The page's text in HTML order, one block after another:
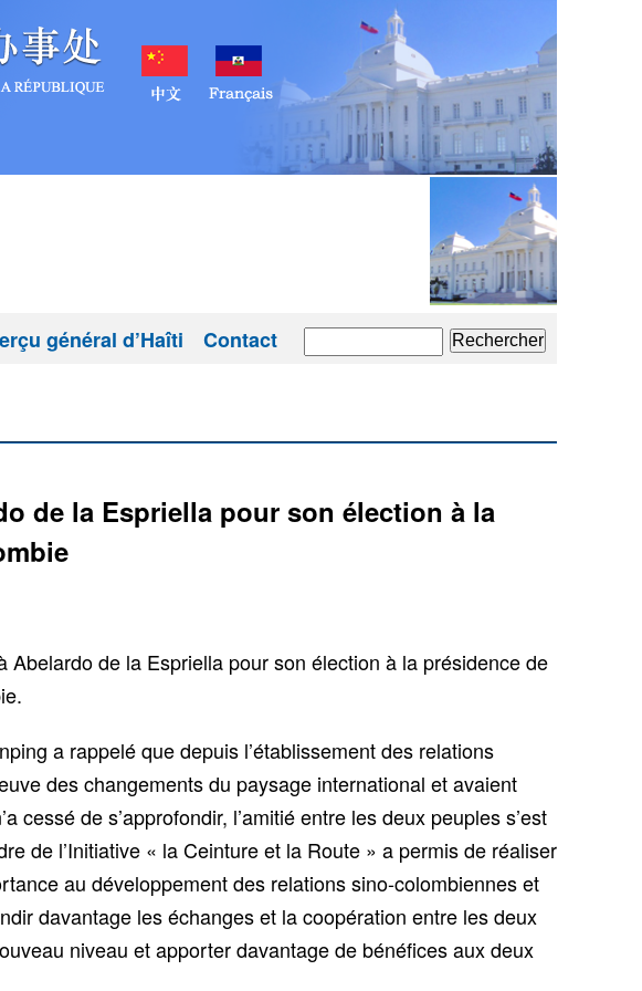
général d’Haîti Contact Rechercher
de la Espriella pour son élection à la
de la Espriella pour son élection à la présidence de
a rappelé que depuis l’établissement des relations
des changements du paysage international et avaient
de s’approfondir, l’amitié entre les deux peuples s’est
de l’Initiative « la Ceinture et la Route » a permis de réaliser
au développement des relations sino-colombiennes et
davantage les échanges et la coopération entre les deux
niveau et apporter davantage de bénéfices aux deux